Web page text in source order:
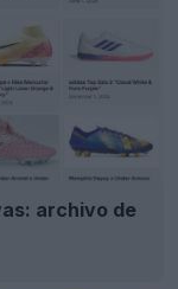
archivo de